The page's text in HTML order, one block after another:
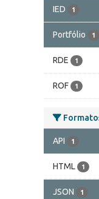
IED 1
Portfólio 1
RDE 1
ROF 1
API 1
HTML 1
JSON 1